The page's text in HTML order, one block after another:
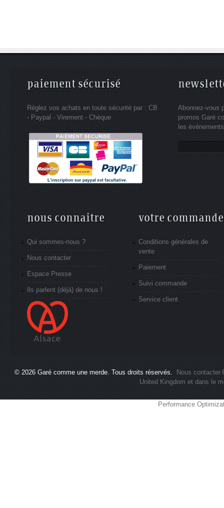
paiement sécurisé
Réglez vos achats en toute sécurité par : CB
- Paypal - Virement - Chèque
Abonnez-vous
promos Garé
les
nous connaitre
Qui sommes-nous ?
Nous contacter
Espace Presse
Ils parlent (déjà) de nous !
votre commande
Conditions générales de
vente
Paiement
Suivi commande
Service client
© 2026 Garé comme une merde . Tous droits réservés. Nous contacter
United Kingdom et dans le
Performance